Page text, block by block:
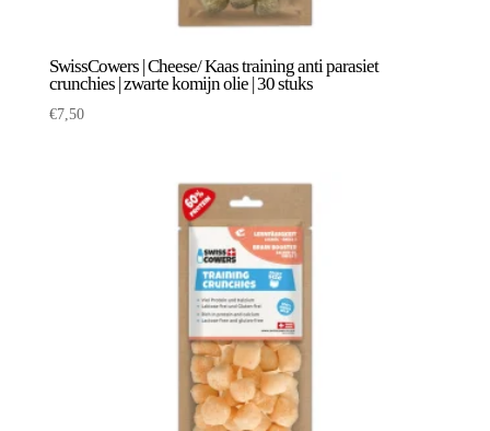
SwissCowers | Cheese/ Kaas training anti parasiet
crunchies | zwarte komijn olie | 30 stuks
€7,50